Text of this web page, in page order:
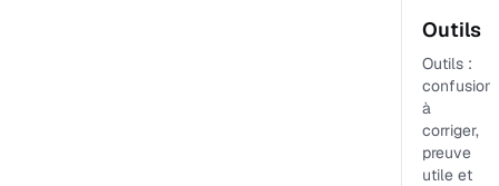
Outils
Outils :
confusion
à
corriger,
preuve
utile et